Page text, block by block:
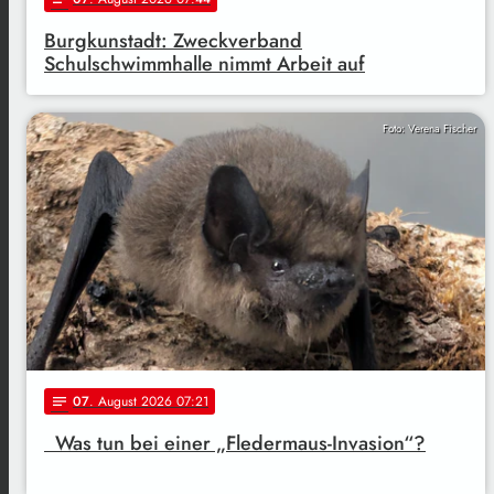
Burgkunstadt: Zweckverband
Schulschwimmhalle nimmt Arbeit auf
Foto: Verena Fischer
notes 07. August 2026 07:21
Was tun bei einer „Fledermaus-Invasion“?